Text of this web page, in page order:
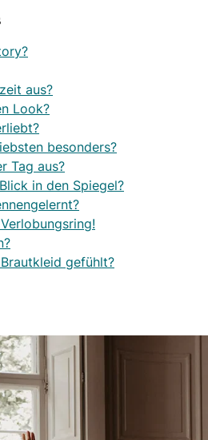
aus?
Look?
besonders?
Tag aus?
in den Spiegel?
gefühlt?